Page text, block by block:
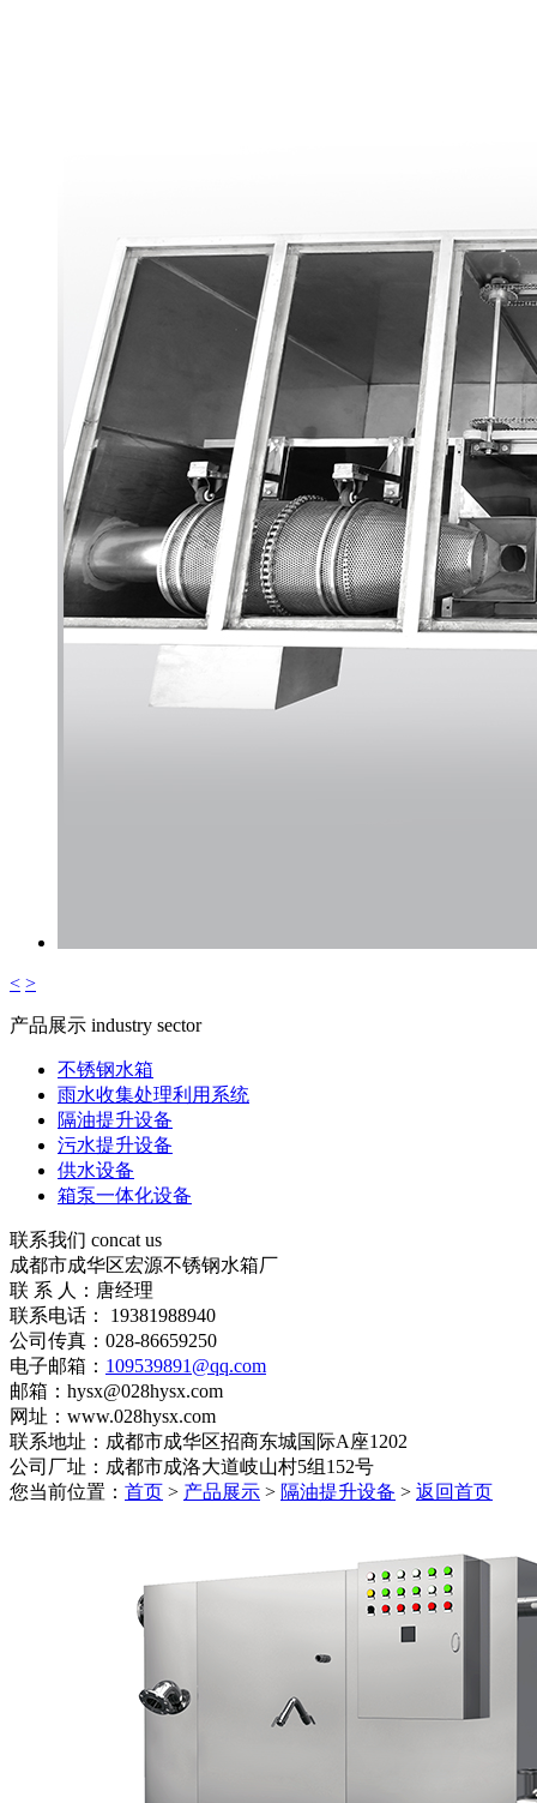
< >
产品展示 industry sector
不锈钢水箱
雨水收集处理利用系统
隔油提升设备
污水提升设备
供水设备
箱泵一体化设备
联系我们 concat us
成都市成华区宏源不锈钢水箱厂
联 系 人：唐经理
联系电话： 19381988940
公司传真：028-86659250
电子邮箱： 109539891@qq.com
邮箱：hysx@028hysx.com
网址：www.028hysx.com
联系地址：成都市成华区招商东城国际A座1202
公司厂址：成都市成洛大道岐山村5组152号
您当前位置： 首页 > 产品展示 > 隔油提升设备 > 返回首页